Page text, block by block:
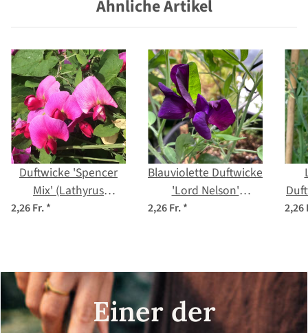
Ähnliche Artikel
Duftwicke 'Spencer
Mix' (Lathyrus
odoratus) Bio Saatgut
2,26 Fr.*
Blauviolette Duftwicke
'Lord Nelson'
(Lathyrus odoratus)
2,26 Fr.* 2,26
Einer der